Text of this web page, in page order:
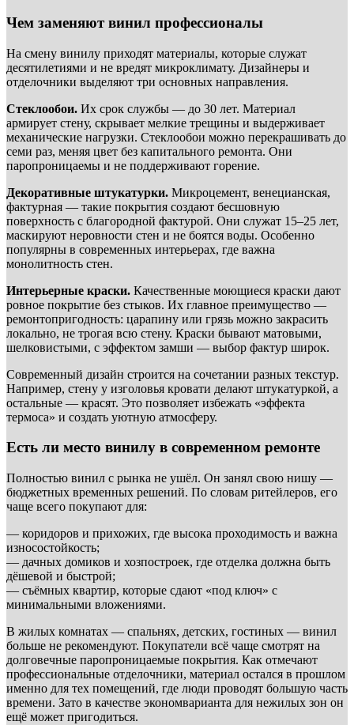
Чем заменяют винил профессионалы
На смену винилу приходят материалы, которые служат
десятилетиями и не вредят микроклимату. Дизайнеры и
отделочники выделяют три основных направления.
Стеклообои. Их срок службы — до 30 лет. Материал
армирует стену, скрывает мелкие трещины и выдерживает
механические нагрузки. Стеклообои можно перекрашивать до
семи раз, меняя цвет без капитального ремонта. Они
паропроницаемы и не поддерживают горение.
Декоративные штукатурки. Микроцемент, венецианская,
фактурная — такие покрытия создают бесшовную
поверхность с благородной фактурой. Они служат 15–25 лет,
маскируют неровности стен и не боятся воды. Особенно
популярны в современных интерьерах, где важна
монолитность стен.
Интерьерные краски. Качественные моющиеся краски дают
ровное покрытие без стыков. Их главное преимущество —
ремонтопригодность: царапину или грязь можно закрасить
локально, не трогая всю стену. Краски бывают матовыми,
шелковистыми, с эффектом замши — выбор фактур широк.
Современный дизайн строится на сочетании разных текстур.
Например, стену у изголовья кровати делают штукатуркой, а
остальные — красят. Это позволяет избежать «эффекта
термоса» и создать уютную атмосферу.
Есть ли место винилу в современном ремонте
Полностью винил с рынка не ушёл. Он занял свою нишу —
бюджетных временных решений. По словам ритейлеров, его
чаще всего покупают для:
— коридоров и прихожих, где высока проходимость и важна
износостойкость;
— дачных домиков и хозпостроек, где отделка должна быть
дёшевой и быстрой;
— съёмных квартир, которые сдают «под ключ» с
минимальными вложениями.
В жилых комнатах — спальнях, детских, гостиных — винил
больше не рекомендуют. Покупатели всё чаще смотрят на
долговечные паропроницаемые покрытия. Как отмечают
профессиональные отделочники, материал остался в прошлом
именно для тех помещений, где люди проводят большую часть
времени. Зато в качестве экономварианта для нежилых зон он
ещё может пригодиться.